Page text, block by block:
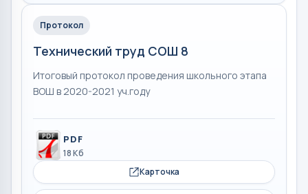
Протокол
Технический труд СОШ 8
Итоговый протокол проведения школьного этапа
ВОШ в 2020-2021 уч.году
PDF
18 Кб
Карточка